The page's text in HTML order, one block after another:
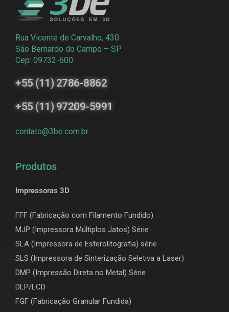
Rua Vicente de Carvalho, 430
São Bernardo do Campo – SP
Cep: 09732-600
+55 (11) 2786-8862
+55 (11) 97209-5991
contato@3be.com.br
Produtos
Impressoras 3D
FFF (Fabricação com Filamento Fundido)
MJP (Impressora Múltiplos Jatos) Série
SLA (Impressora de Esterolitografia) série
SLS (Impressora de Sinterização Seletiva a Laser)
DMP (Impressão Direta no Metal) Série
DLP/LCD
FGF (Fabricação Granular Fundida)